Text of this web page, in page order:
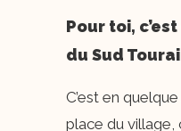
Pour toi,
du Sud
C’est en
place du village,